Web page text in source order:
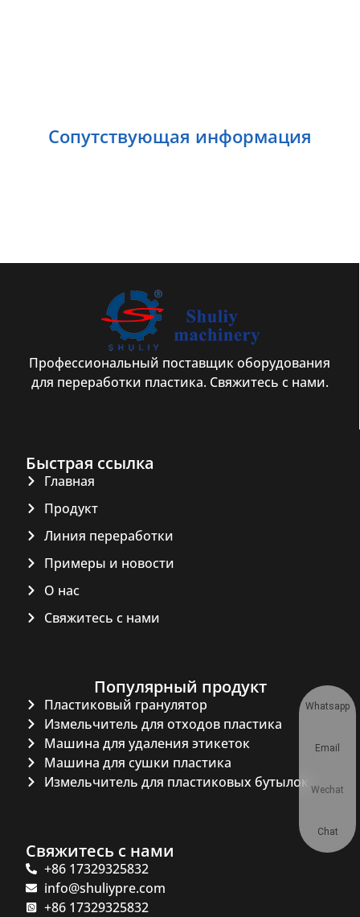
Сопутствующая информация
Профессиональный поставщик оборудования
для переработки пластика. Свяжитесь с нами.
Быстрая ссылка
Главная
Продукт
Линия переработки
Примеры и новости
О нас
Свяжитесь с нами
Популярный продукт
Пластиковый гранулятор
Измельчитель для отходов пластика
Машина для удаления этикеток
Машина для сушки пластика
Измельчитель для пластиковых бутылок
Свяжитесь с нами
+86 17329325832
info@shuliypre.com
+86 17329325832
Whatsapp
Email
Wechat
Chat